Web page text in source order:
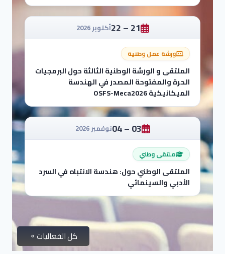
21 – 22 أكتوبر 2026
ورشة عمل وطنية
الملتقى و الورشة الوطنية الثالثة حول البرمجيات
الحرة والمفتوحة المصدر في الهندسة
الميكانيكية OSFS-Meca2026
03 – 04 نوفمبر 2026
ملتقى وطني
الملتقى الوطني حول: هندسة الانتباه في السرد
الأدبي والسينمائي
كل الفعاليات